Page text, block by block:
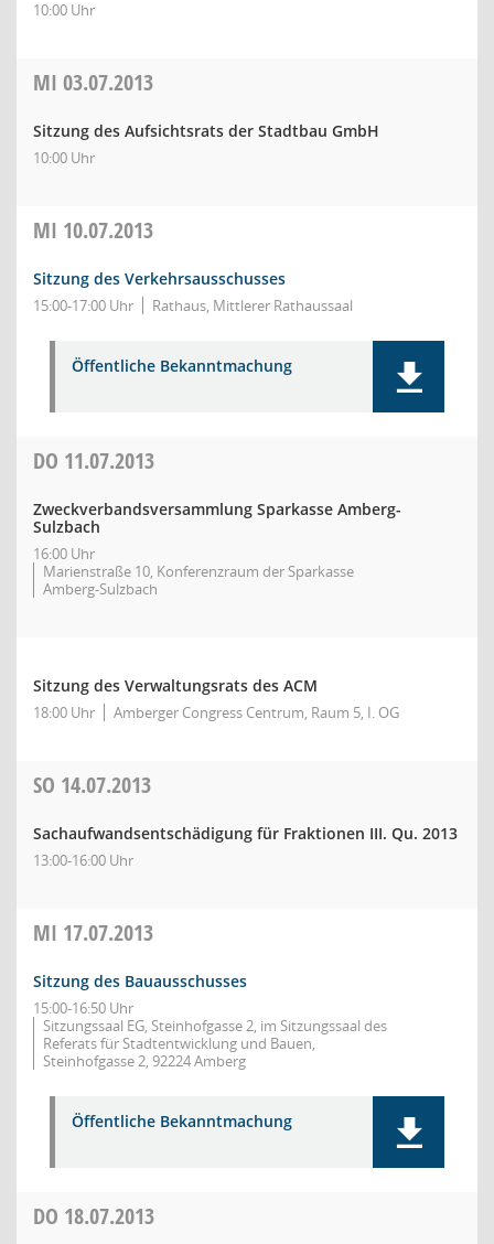
10:00 Uhr
MI 03.07.2013
Sitzung des Aufsichtsrats der Stadtbau GmbH
10:00 Uhr
MI 10.07.2013
Sitzung des Verkehrsausschusses
15:00-17:00 Uhr Rathaus, Mittlerer Rathaussaal
Öffentliche Bekanntmachung
DO 11.07.2013
Zweckverbandsversammlung Sparkasse Amberg-
Sulzbach
16:00 Uhr
Marienstraße 10, Konferenzraum der Sparkasse
Amberg-Sulzbach
Sitzung des Verwaltungsrats des ACM
18:00 Uhr Amberger Congress Centrum, Raum 5, I. OG
SO 14.07.2013
Sachaufwandsentschädigung für Fraktionen III. Qu. 2013
13:00-16:00 Uhr
MI 17.07.2013
Sitzung des Bauausschusses
15:00-16:50 Uhr
Sitzungssaal EG, Steinhofgasse 2, im Sitzungssaal des
Referats für Stadtentwicklung und Bauen,
Steinhofgasse 2, 92224 Amberg
Öffentliche Bekanntmachung
DO 18.07.2013